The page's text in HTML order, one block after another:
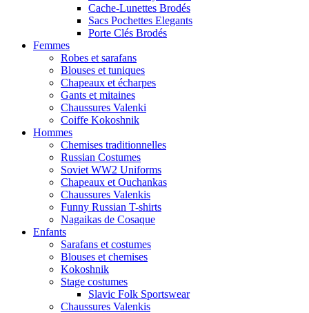
Cache-Lunettes Brodés
Sacs Pochettes Elegants
Porte Clés Brodés
Femmes
Robes et sarafans
Blouses et tuniques
Chapeaux et écharpes
Gants et mitaines
Chaussures Valenki
Coiffe Kokoshnik
Hommes
Chemises traditionnelles
Russian Costumes
Soviet WW2 Uniforms
Chapeaux et Ouchankas
Chaussures Valenkis
Funny Russian T-shirts
Nagaikas de Cosaque
Enfants
Sarafans et costumes
Blouses et chemises
Kokoshnik
Stage costumes
Slavic Folk Sportswear
Chaussures Valenkis